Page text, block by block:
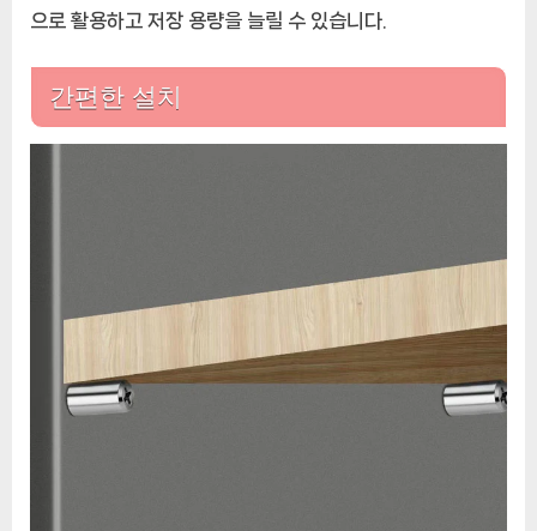
으로 활용하고 저장 용량을 늘릴 수 있습니다.
간편한 설치